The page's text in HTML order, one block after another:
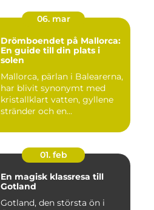
06. mar
Drömboendet på Mallorca:
En guide till din plats i
solen
Mallorca, pärlan i Balearerna,
har blivit synonymt med
kristallklart vatten, gyllene
stränder och en...
01. feb
En magisk klassresa till
Gotland
Gotland, den största ön i